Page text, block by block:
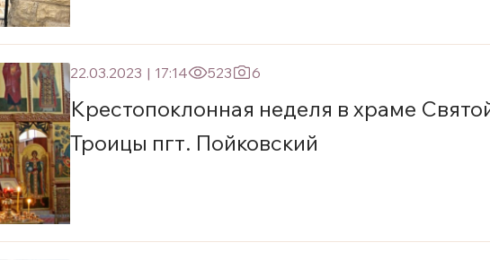
22.03.2023 | 17:14 523 6
Крестопоклонная неделя в храме
Троицы пгт. Пойковский